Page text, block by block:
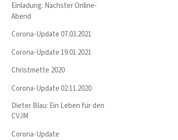
Einladung: Nächster Online-
Abend
Corona-Update 07.03.2021
Corona-Update 19.01.2021
Christmette 2020
Corona-Update 02.11.2020
Dieter Blau: Ein Leben für den
CVJM
Corona-Update